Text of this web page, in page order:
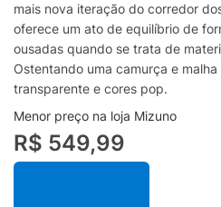
mais nova iteração do corredor
oferece um ato de equilíbrio de
ousadas quando se trata de
Ostentando uma camurça e
transparente e cores pop.
Menor preço na loja Mizuno
R$ 549,99